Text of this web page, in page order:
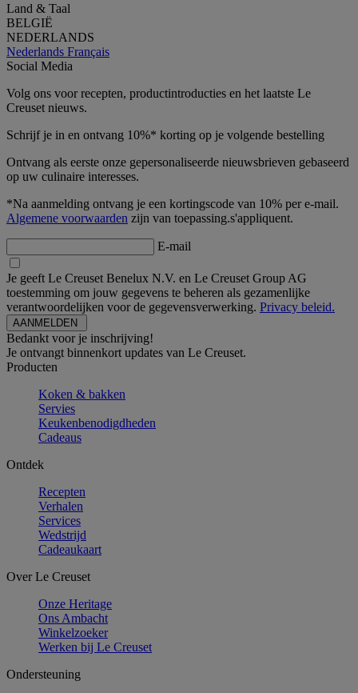
Land & Taal
BELGIË
NEDERLANDS
Nederlands Français
Social Media
Volg ons voor recepten, productintroducties en het laatste Le
Creuset nieuws.
Schrijf je in en ontvang 10%* korting op je volgende bestelling
Ontvang als eerste onze gepersonaliseerde nieuwsbrieven gebaseerd
op uw culinaire interesses.
*Na aanmelding ontvang je een kortingscode van 10% per e-mail.
Algemene voorwaarden zijn van toepassing.s'appliquent.
E-mail
Je geeft Le Creuset Benelux N.V. en Le Creuset Group AG
toestemming om jouw gegevens te beheren als gezamenlijke
verantwoordelijken voor de gegevensverwerking. Privacy beleid.
Bedankt voor je inschrijving!
Je ontvangt binnenkort updates van Le Creuset.
Producten
Koken & bakken
Servies
Keukenbenodigdheden
Cadeaus
Ontdek
Recepten
Verhalen
Services
Wedstrijd
Cadeaukaart
Over Le Creuset
Onze Heritage
Ons Ambacht
Winkelzoeker
Werken bij Le Creuset
Ondersteuning